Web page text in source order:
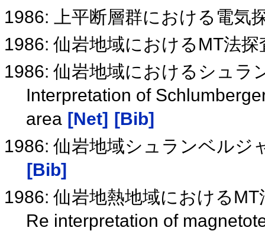
1986: 上平断層群における電気
1986: 仙岩地域におけるMT法
1986: 仙岩地域におけるシュ
Interpretation of
area [Net] [Bib]
1986: 仙岩地域シュランベルジ
[Bib]
1986: 仙岩地熱地域における
Re interpretation of